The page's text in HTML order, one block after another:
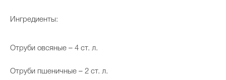
Ингредиенты:
Отруби овсяные – 4 ст. л.
Отруби пшеничные – 2 ст. л.